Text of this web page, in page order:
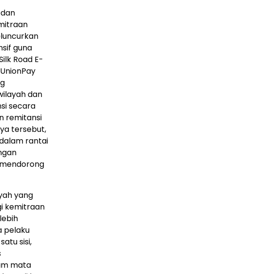
guna
Road E-
dan
secara
remitansi
tersebut,
rantai
yang
kemitraan
pelaku
sisi,
mata